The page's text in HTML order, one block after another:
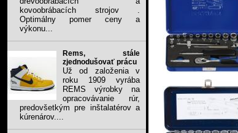
kovoobrábacích strojov .
Optimálny pomer ceny a
výkonu...
Rems, stále
zjednodušovať prácu
Už od založenia v
roku 1909 vyrába
REMS výrobky na
opracovávanie rúr,
predovšetkým pre inštalatérov a
kúrenárov....